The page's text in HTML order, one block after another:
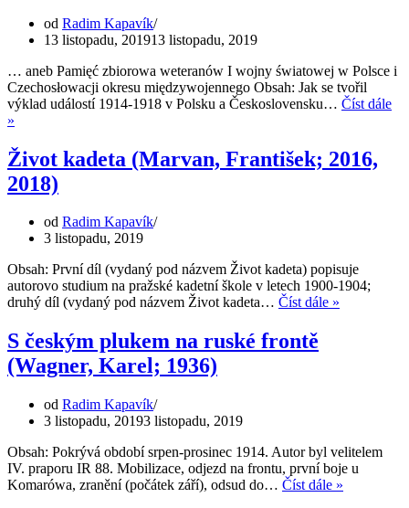
od Radim Kapavík
13 listopadu, 201913 listopadu, 2019
… aneb Pamięć zbiorowa weteranów I wojny światowej w Polsce i
Czechosłowacji okresu międzywojennego Obsah: Jak se tvořil
výklad událostí 1914-1918 v Polsku a Československu… Číst dále
»
inni
(Marcin
Jarząbek,
Život kadeta (Marvan, František; 2016,
2018)
od Radim Kapavík
3 listopadu, 2019
Obsah: První díl (vydaný pod názvem Život kadeta) popisuje
autorovo studium na pražské kadetní škole v letech 1900-1904;
druhý díl (vydaný pod názvem Život kadeta… Číst dále »
S českým plukem na ruské frontě
(Wagner, Karel; 1936)
od Radim Kapavík
3 listopadu, 20193 listopadu, 2019
Obsah: Pokrývá období srpen-prosinec 1914. Autor byl velitelem
IV. praporu IR 88. Mobilizace, odjezd na frontu, první boje u
Komarówa, zranění (počátek září), odsud do… Číst dále »